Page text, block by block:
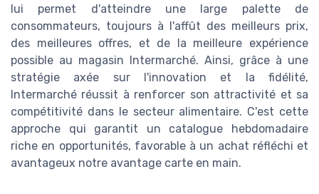
lui permet d'atteindre une large palette de
consommateurs, toujours à l'affût des meilleurs prix,
des meilleures offres, et de la meilleure expérience
possible au magasin Intermarché. Ainsi, grâce à une
stratégie axée sur l'innovation et la fidélité,
Intermarché réussit à renforcer son attractivité et sa
compétitivité dans le secteur alimentaire. C'est cette
approche qui garantit un catalogue hebdomadaire
riche en opportunités, favorable à un achat réfléchi et
avantageux notre avantage carte en main.